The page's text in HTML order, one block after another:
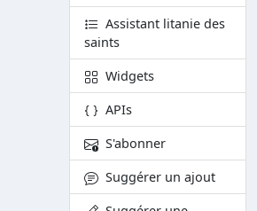
Assistant litanie des
saints
Widgets
APIs
S'abonner
Suggérer un ajout